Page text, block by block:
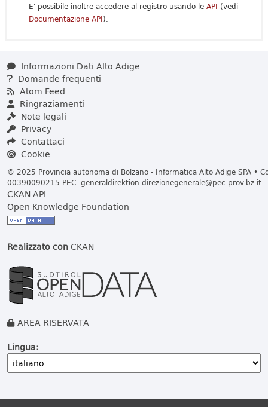
E' possibile inoltre accedere al registro usando le API (vedi
Documentazione API).
Informazioni Dati Alto Adige
Domande frequenti
Atom Feed
Ringraziamenti
Note legali
Privacy
Contattaci
Cookie
© 2025 Provincia autonoma di Bolzano - Informatica Alto Adige SPA •
00390090215 PEC: generaldirektion.direzionegenerale@pec.prov.bz.it
CKAN API
Open Knowledge Foundation
Realizzato conCKAN
AREA RISERVATA
Lingua